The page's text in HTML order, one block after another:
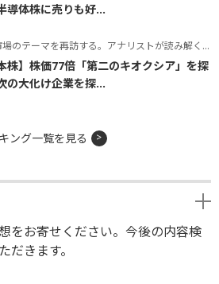
体株に売りも好...
のテーマを再訪する。アナリストが読み解くテーマの本質
本株】株価77倍「第二のキオクシア」を探
の大化け企業を探...
ング一覧を見る
をお寄せください。今後の内容検
だきます。